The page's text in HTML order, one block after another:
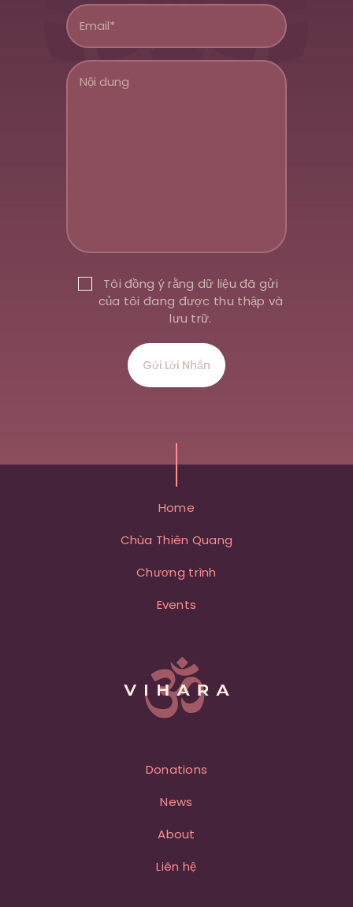
Tôi đồng ý rằng dữ liệu đã gửi
của tôi đang được thu thập và
lưu trữ.
Home
Chùa Thiên Quang
Chương trình
Events
Donations
News
About
Liên hệ